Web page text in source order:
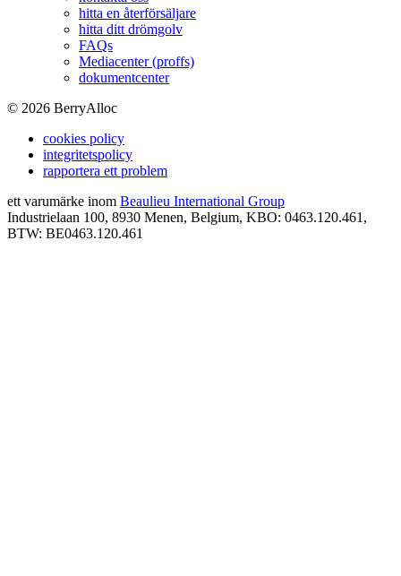
hitta en återförsäljare
hitta ditt drömgolv
FAQs
Mediacenter (proffs)
dokumentcenter
© 2026 BerryAlloc
cookies policy
integritetspolicy
rapportera ett problem
ett varumärke inom Beaulieu International Group
Industrielaan 100, 8930 Menen, Belgium, KBO: 0463.120.461,
BTW: BE0463.120.461